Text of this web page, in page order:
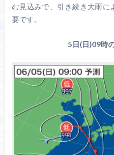
む見込みで、引き続き大雨
要です。
5日(日)09時